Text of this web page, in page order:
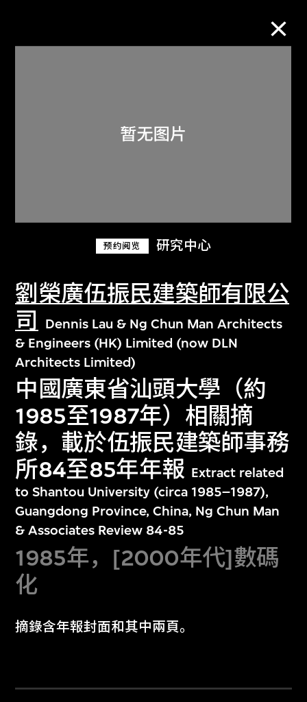
预约阅览 研究中心
劉榮廣伍振民建築師有限公
司
Dennis Lau & Ng Chun Man Architects
& Engineers (HK) Limited (now DLN
Architects Limited)
中國廣東省汕頭大學（約
1985至1987年）相關摘
錄，載於伍振民建築師事務
所84至85年年報 Extract related
to Shantou University (circa 1985–1987),
Guangdong Province, China, Ng Chun Man
& Associates Review 84-85
1985年，[2000年代]數碼
化
摘錄含年報封面和其中兩頁。
关于M+藏品
探索世界顶级的二十及二十一世纪视觉
文化藏品。